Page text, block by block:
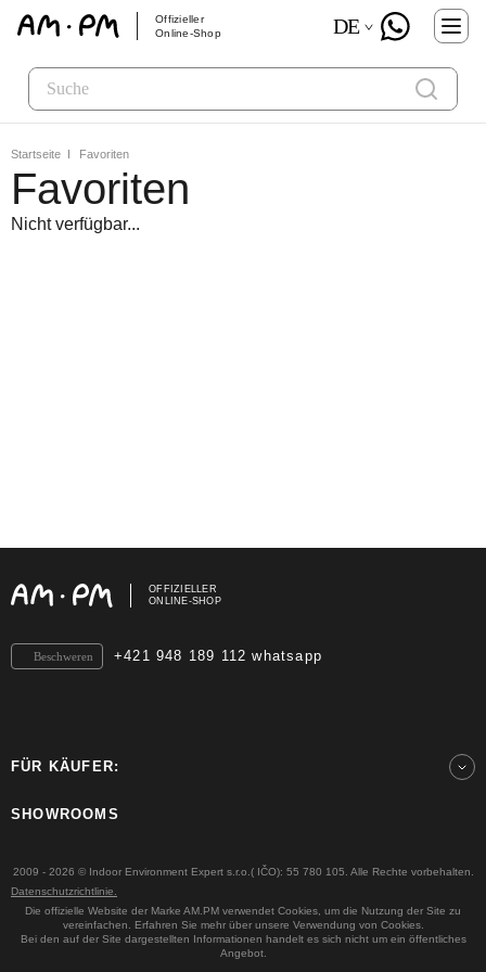
Offizieller
Online-Shop
DE
Startseite Favoriten
Favoriten
Nicht verfügbar...
OFFIZIELLER
ONLINE-SHOP
+421 948 189 112 whatsapp
Beschweren
FÜR KÄUFER:
SHOWROOMS
2009 - 2026 © Indoor Environment Expert s.r.o.( IČO): 55 780 105. Alle Rechte vorbehalten.
Datenschutzrichtlinie.
Die offizielle Website der Marke AM.PM verwendet Cookies, um die Nutzung der Site zu
vereinfachen. Erfahren Sie mehr über unsere Verwendung von Cookies.
Bei den auf der Site dargestellten Informationen handelt es sich nicht um ein öffentliches
Angebot.